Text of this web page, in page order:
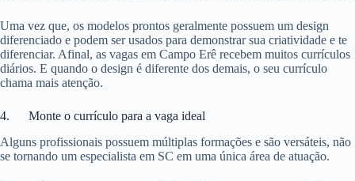
Uma vez que, os modelos prontos geralmente possuem um design
diferenciado e podem ser usados para demonstrar sua criatividade e te
diferenciar. Afinal, as vagas em Campo Erê recebem muitos currículos
diários. E quando o design é diferente dos demais, o seu currículo
chama mais atenção.
4. Monte o currículo para a vaga ideal
Alguns profissionais possuem múltiplas formações e são versáteis, não
se tornando um especialista em SC em uma única área de atuação.